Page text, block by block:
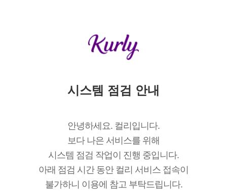
시스템 점검 안내
안녕하세요. 컬리입니다.
보다 나은 서비스를 위해
시스템 점검 작업이 진행 중입니다.
아래 점검 시간 동안 컬리 서비스 접속이
불가하니 이용에 참고 부탁드립니다.